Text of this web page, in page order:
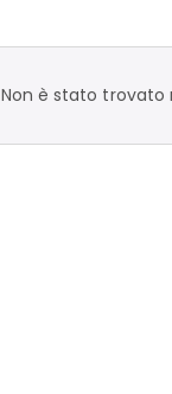
Non è stato trovato